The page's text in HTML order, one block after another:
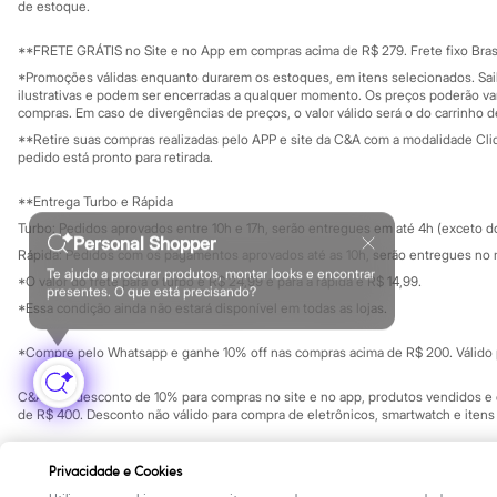
Clock House
Sawary
Yessica
Moda esportiva
Acessórios
Calçados
Leggings
Tops
Moda íntima
Calcinhas
Cintas e Modeladores
Meias
Pijamas
Sutiãs e Tops
Moda praia
Biquínis
Maiôs
Saídas de praia
Personagens
Plus size
Blusas e Camisetas
Personal Shopper
Te ajudo a procurar produtos, montar looks e encontrar
presentes. O que está precisando?
Investidores
Privacidade
Configuração de cookies
Minha privacidade
Educação
Formas de pagamento
de estoque.
**FRETE GRÁTIS no Site e no App em compras acima de R$ 279. Frete fixo
*Promoções válidas enquanto durarem os estoques, em itens selecionados.
ilustrativas e podem ser encerradas a qualquer momento. Os preços poderão
compras. Em caso de divergências de preços, o valor válido será o do carrinho
**Retire suas compras realizadas pelo APP e site da C&A com a modalidade
pedido está pronto para retirada.
**Entrega Turbo e Rápida
Turbo: Pedidos aprovados entre 10h e 17h, serão entregues em até 4h (exceto
Rápida: Pedidos com os pagamentos aprovados até as 10h, serão entregues
*O valor do frete para o turbo é R$ 24,99 e para a rápida é R$ 14,99.
*Essa condição ainda não estará disponível em todas as lojas.
*Compre pelo Whatsapp e ganhe 10% off nas compras acima de R$ 200.
C&A Pay: desconto de 10% para compras no site e no app, produtos vendidos
de R$ 400. Desconto não válido para compra de eletrônicos, smartwatch e
SP Cep: 06455-000 CNPJ 45.242.914/0001-05
Privacidade e Cookies